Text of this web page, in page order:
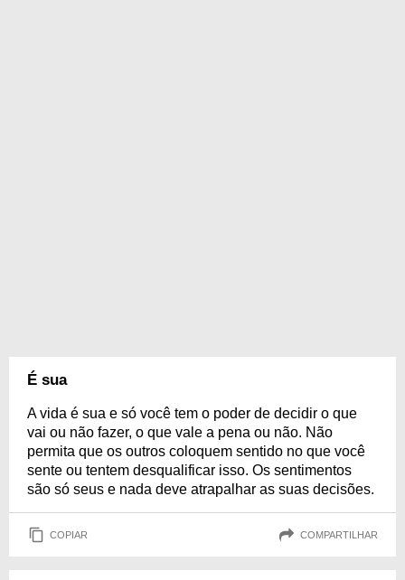
É sua
A vida é sua e só você tem o poder de decidir o que
vai ou não fazer, o que vale a pena ou não. Não
permita que os outros coloquem sentido no que você
sente ou tentem desqualificar isso. Os sentimentos
são só seus e nada deve atrapalhar as suas decisões.
COPIAR COMPARTILHAR